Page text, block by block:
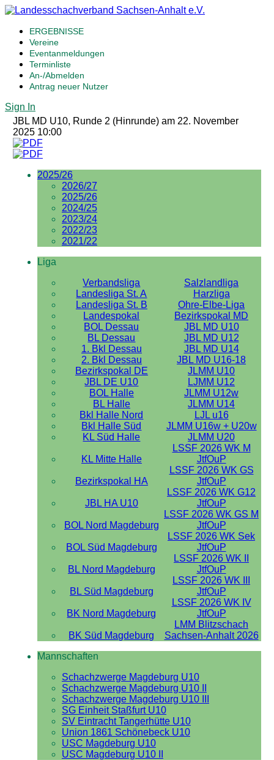
ERGEBNISSE
Vereine
Eventanmeldungen
Terminliste
An-/Abmelden
Antrag neuer Nutzer
Sign In
JBL MD U10, Runde 2 (Hinrunde) am 22. November
2025 10:00
2025/26
2026/27
2025/26
2024/25
2023/24
2022/23
2021/22
Liga
Verbandsliga
Salzlandliga
Landesliga St. A
Harzliga
Landesliga St. B
Ohre-Elbe-Liga
Landespokal
Bezirkspokal MD
BOL Dessau
JBL MD U10
BL Dessau
JBL MD U12
1. Bkl Dessau
JBL MD U14
2. Bkl Dessau
JBL MD U16-18
Bezirkspokal DE
JLMM U10
JBL DE U10
LJMM U12
BOL Halle
JLMM U12w
BL Halle
JLMM U14
Bkl Halle Nord
LJL u16
Bkl Halle Süd
JLMM U16w + U20w
KL Süd Halle
JLMM U20
KL Mitte Halle
LSSF 2026 WK M
JtfOuP
Bezirkspokal HA
LSSF 2026 WK GS
JtfOuP
JBL HA U10
LSSF 2026 WK G12
JtfOuP
BOL Nord Magdeburg
LSSF 2026 WK GS M
JtfOuP
BOL Süd Magdeburg
LSSF 2026 WK Sek
JtfOuP
BL Nord Magdeburg
LSSF 2026 WK II
JtfOuP
BL Süd Magdeburg
LSSF 2026 WK III
JtfOuP
BK Nord Magdeburg
LSSF 2026 WK IV
JtfOuP
BK Süd Magdeburg
LMM Blitzschach
Sachsen-Anhalt 2026
Mannschaften
Schachzwerge Magdeburg U10
Schachzwerge Magdeburg U10 II
Schachzwerge Magdeburg U10 III
SG Einheit Staßfurt U10
SV Eintracht Tangerhütte U10
Union 1861 Schönebeck U10
USC Magdeburg U10
USC Magdeburg U10 II